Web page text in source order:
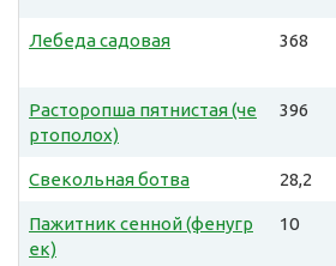
Лебеда садовая 368
Расторопша пятнистая (че
ртополох)
396
Свекольная ботва 28,2
Пажитник сенной (фенугр
ек)
10